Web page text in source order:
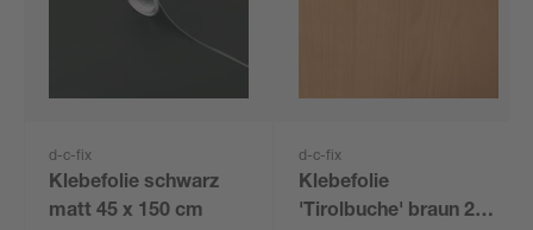
d-c-fix
Klebefolie schwarz
matt 45 x 150 cm
d-c-fix
Klebefolie
'Tirolbuche' braun 200